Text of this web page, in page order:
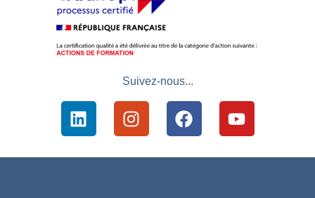
Suivez-nous...